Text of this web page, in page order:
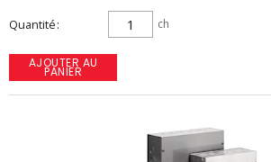
Quantité ch
AJOUTER AU
PANIER